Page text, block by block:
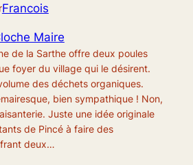
Francois
Maire
de la Sarthe offre deux poules
foyer du village qui le désirent.
des déchets organiques.
bien sympathique ! Non,
Juste une idée originale
de Pincé à faire des
deux…